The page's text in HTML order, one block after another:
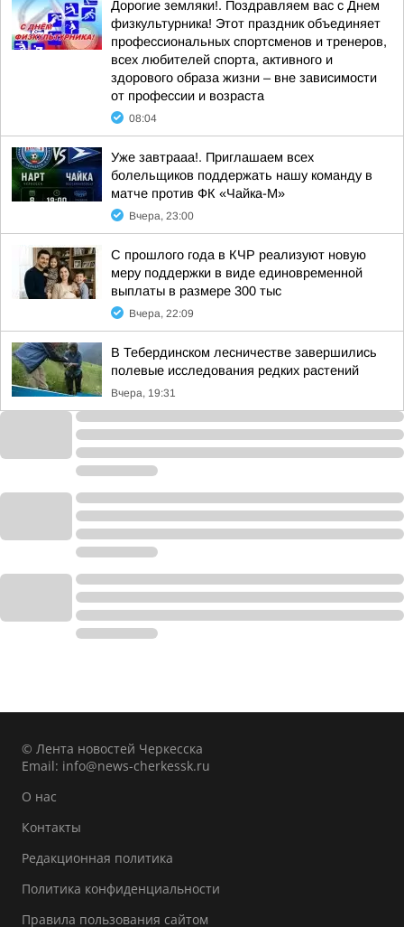
Дорогие земляки!. Поздравляем вас с Днем
физкультурника! Этот праздник объединяет
профессиональных спортсменов и тренеров,
всех любителей спорта, активного и
здорового образа жизни – вне зависимости
от профессии и возраста
08:04
Уже завтрааа!. Приглашаем всех
болельщиков поддержать нашу команду в
матче против ФК «Чайка-М»
Вчера, 23:00
С прошлого года в КЧР реализуют новую
меру поддержки в виде единовременной
выплаты в размере 300 тыс
Вчера, 22:09
В Тебердинском лесничестве завершились
полевые исследования редких растений
Вчера, 19:31
© Лента новостей Черкесска
Email: info@news-cherkessk.ru
О нас
Контакты
Редакционная политика
Политика конфиденциальности
Правила пользования сайтом